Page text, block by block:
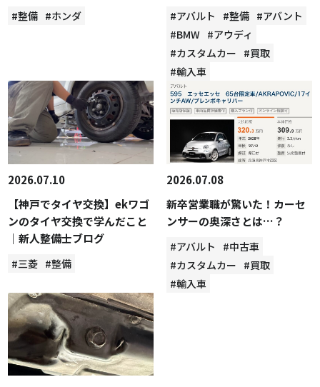
#整備 #ホンダ #アバルト #整備 #アバント
#BMW #アウディ
#カスタムカー #買取
#輸入車
2026.07.10
【神戸でタイヤ交換】ekワゴ
ンのタイヤ交換で学んだこと
｜新人整備士ブログ
#三菱 #整備
2026.07.08
新卒営業職が驚いた！カーセ
ンサーの奥深さとは…？
#アバルト
#中古車
#カスタムカー #買取
#輸入車